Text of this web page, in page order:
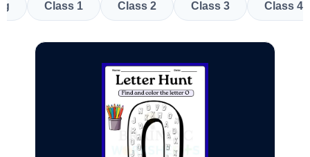
Class 1 Class 2 Class 3 Class 4